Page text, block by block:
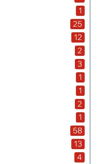
1
25
12
2
3
1
1
2
1
58
13
4